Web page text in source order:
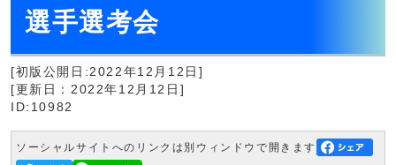
選手選考会
[初版公開日:2022年12月12日]
[更新日：2022年12月12日]
ID:10982
ソーシャルサイトへのリンクは別ウィンドウで開きます